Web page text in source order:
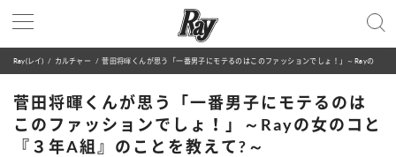
Ray(レイ) カルチャー 菅田将暉くんが思う「一番男子にモテるのはこのファッションでしょ！」～Rayの女のコと『３年A組』のことを教えて?～
菅田将暉くんが思う「一番男子にモテるのは
このファッションでしょ！」～Rayの女のコと
『３年A組』のことを教えて?～